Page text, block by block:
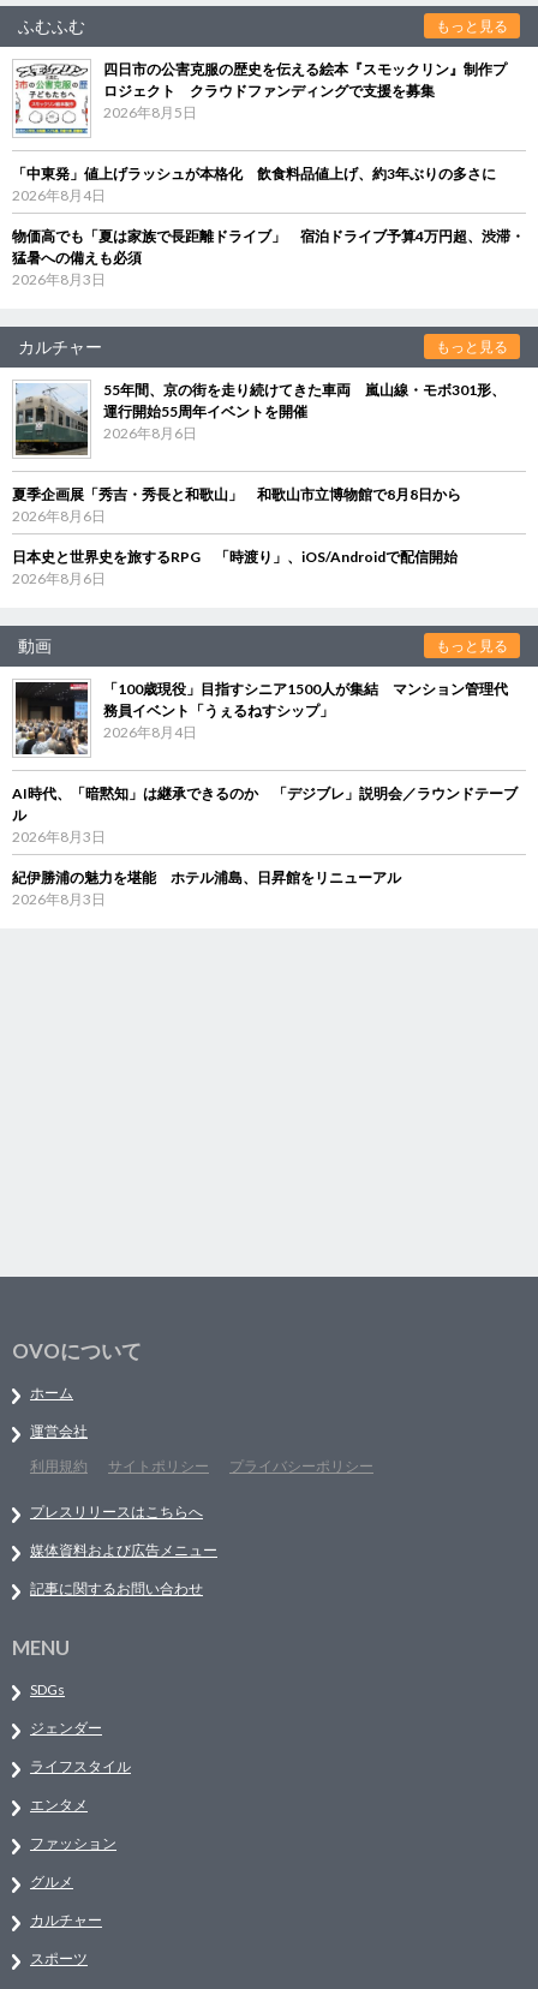
ふむふむ もっと見る
四日市の公害克服の歴史を伝える絵本『スモックリン』制作プ
ロジェクト クラウドファンディングで支援を募集
2026年8月5日
「中東発」値上げラッシュが本格化 飲食料品値上げ、約3年ぶりの多さに
2026年8月4日
物価高でも「夏は家族で長距離ドライブ」 宿泊ドライブ予算4万円超、渋滞・
猛暑への備えも必須
2026年8月3日
カルチャー もっと見る
55年間、京の街を走り続けてきた車両 嵐山線・モボ301形、
運行開始55周年イベントを開催
2026年8月6日
夏季企画展「秀吉・秀長と和歌山」 和歌山市立博物館で8月8日から
2026年8月6日
日本史と世界史を旅するRPG 「時渡り」、iOS/Androidで配信開始
2026年8月6日
動画 もっと見る
「100歳現役」目指すシニア1500人が集結 マンション管理代
務員イベント「うぇるねすシップ」
2026年8月4日
AI時代、「暗黙知」は継承できるのか 「デジブレ」説明会／ラウンドテーブ
ル
2026年8月3日
紀伊勝浦の魅力を堪能 ホテル浦島、日昇館をリニューアル
2026年8月3日
OVOについて
ホーム
運営会社
利用規約
サイトポリシー プライバシーポリシー
プレスリリースはこちらへ
媒体資料および広告メニュー
記事に関するお問い合わせ
MENU
SDGs
ジェンダー
ライフスタイル
エンタメ
ファッション
グルメ
カルチャー
スポーツ